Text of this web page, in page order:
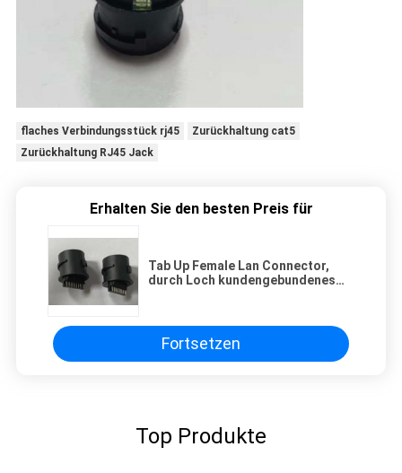
flaches Verbindungsstück rj45
Zurückhaltung cat5
Zurückhaltung RJ45 Jack
Erhalten Sie den besten Preis für
Tab Up Female Lan Connector,
durch Loch kundengebundenes
Fortsetzen
Top Produkte